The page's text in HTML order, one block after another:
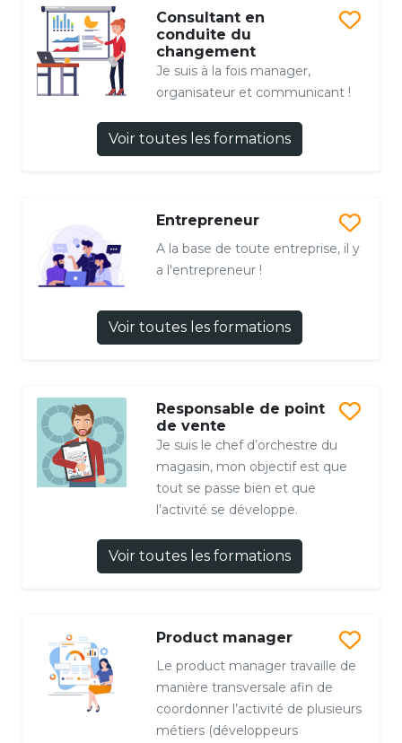
Consultant en
conduite du
changement
Je suis à la fois manager,
organisateur et communicant !
Voir toutes les formations
Entrepreneur
A la base de toute entreprise, il y
a l'entrepreneur !
Voir toutes les formations
Responsable de point
de vente
Je suis le chef d’orchestre du
magasin, mon objectif est que
tout se passe bien et que
l’activité se développe.
Voir toutes les formations
Product manager
Le product manager travaille de
manière transversale afin de
coordonner l’activité de plusieurs
métiers (développeurs